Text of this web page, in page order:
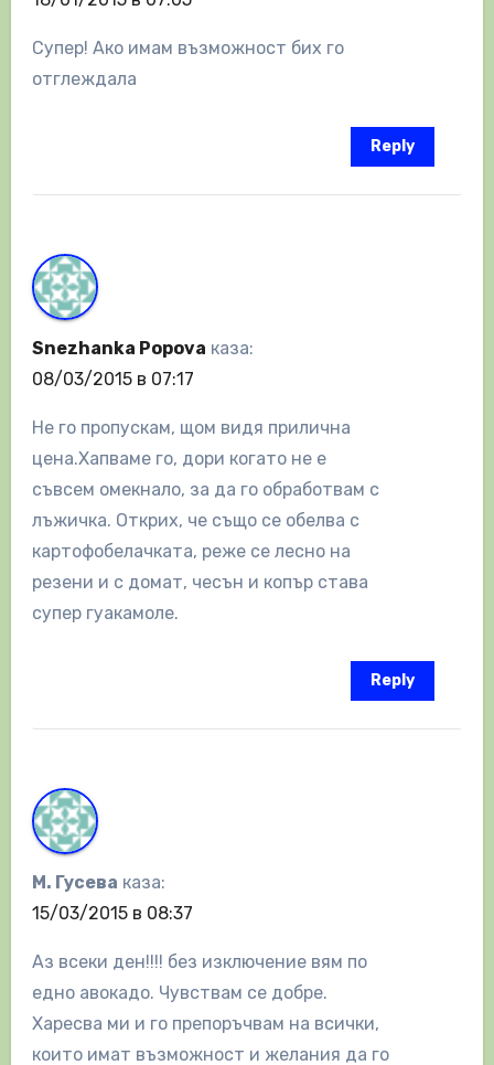
Супер! Ако имам възможност бих го
отглеждала
Reply
Snezhanka Popova каза:
08/03/2015 в 07:17
Не го пропускам, щом видя прилична
цена.Хапваме го, дори когато не е
съвсем омекнало, за да го обработвам с
лъжичка. Открих, че също се обелва с
картофобелачката, реже се лесно на
резени и с домат, чесън и копър става
супер гуакамоле.
Reply
М. Гусева каза:
15/03/2015 в 08:37
Аз всеки ден!!!! без изключение вям по
едно авокадо. Чувствам се добре.
Харесва ми и го препоръчвам на всички,
които имат възможност и желания да го